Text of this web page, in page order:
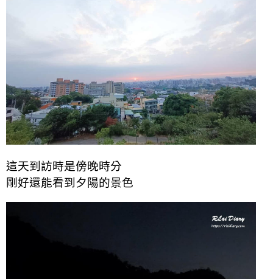
這天到訪時是傍晚時分
剛好還能看到夕陽的景色